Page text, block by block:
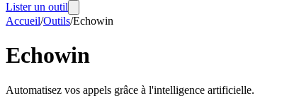
Lister un outil
Accueil/Outils/Echowin
Echowin
Automatisez vos appels grâce à l'intelligence artificielle.